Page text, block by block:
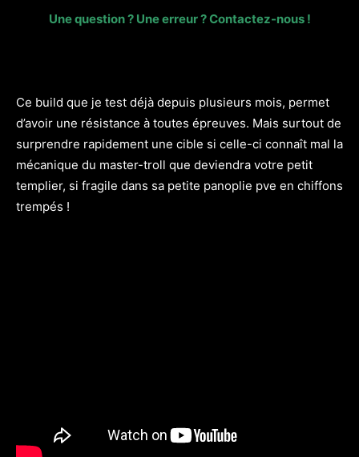
Une question ? Une erreur ?Contactez-nous !
Ce build que je test déjà depuis plusieurs mois, permet
d’avoir une résistance à toutes épreuves. Mais surtout de
surprendre rapidement une cible si celle-ci connaît mal la
mécanique du master-troll que deviendra votre petit
templier, si fragile dans sa petite panoplie pve en chiffons
trempés !